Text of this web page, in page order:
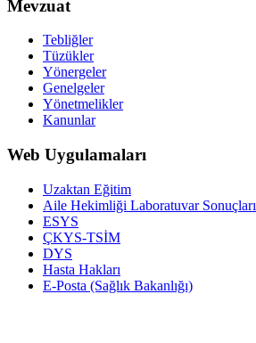
Mevzuat
Tebliğler
Tüzükler
Yönergeler
Genelgeler
Yönetmelikler
Kanunlar
Web Uygulamaları
Uzaktan Eğitim
Aile Hekimliği Laboratuvar Sonuçları
ESYS
ÇKYS-TSİM
DYS
Hasta Hakları
E-Posta (Sağlık Bakanlığı)